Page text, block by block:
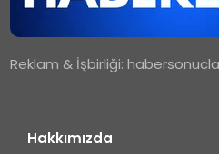
Reklam & İşbirliği:
Hakkımızda